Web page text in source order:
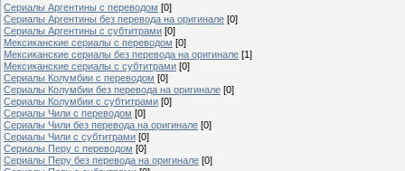
Сериалы Аргентины с переводом [0]
Сериалы Аргентины без перевода на оригинале [0]
Сериалы Аргентины с субтитрами [0]
Мексиканские сериалы с переводом [0]
Мексиканские сериалы без перевода на оригинале [1]
Мексиканские сериалы с субтитрами [0]
Сериалы Колумбии с переводом [0]
Сериалы Колумбии без перевода на оригинале [0]
Сериалы Колумбии с субтитрами [0]
Сериалы Чили с переводом [0]
Сериалы Чили без перевода на оригинале [0]
Сериалы Чили с субтитрами [0]
Сериалы Перу с переводом [0]
Сериалы Перу без перевода на оригинале [0]